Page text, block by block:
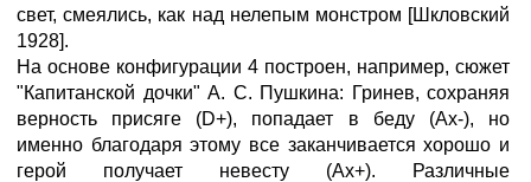
свет, смеялись, как над нелепым монстром [Шкловский
1928].
На основе конфигурации 4 построен, например, сюжет
"Капитанской дочки" А. С. Пушкина: Гринев, сохраняя
верность присяге (D+), попадает в беду (Ах-), но
именно благодаря этому все заканчивается хорошо и
герой получает невесту (Ах+). Различные